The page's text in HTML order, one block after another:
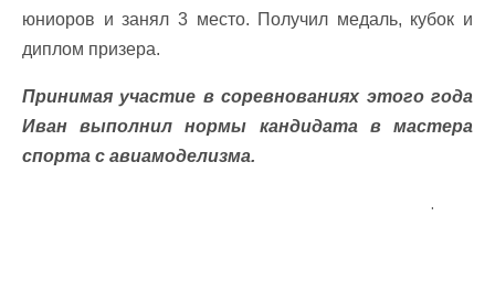
юниоров и занял 3 место. Получил медаль, кубок и
диплом призера.
Принимая участие в соревнованиях этого года
Иван выполнил нормы кандидата в мастера
спорта с авиамоделизма.
.